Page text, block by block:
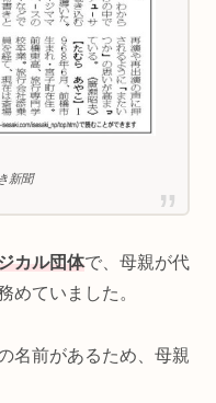
新聞
カル団体で、母親が代
めていました。
名前があるため、母親